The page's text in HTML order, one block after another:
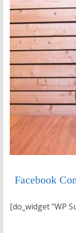
Facebook
[do_widget "WP